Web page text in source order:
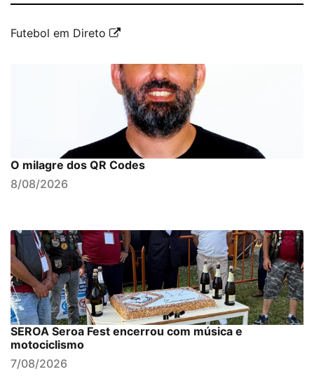
Futebol em Direto
O milagre dos QR Codes
8/08/2026
SEROA Seroa Fest encerrou com música e
motociclismo
7/08/2026